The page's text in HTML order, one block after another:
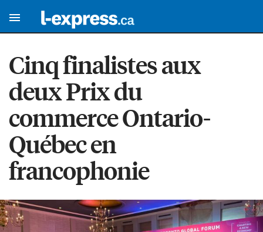
Cinq finalistes aux
deux Prix du
commerce Ontario-
Québec en
francophonie